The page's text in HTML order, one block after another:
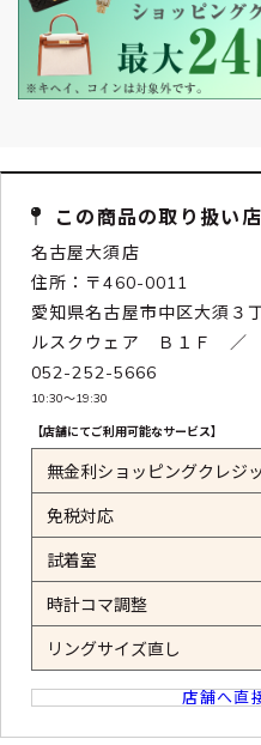
この商品の取り扱い
名古屋大須店
住所：〒460-0011
愛知県名古屋市中区大須３
ルスクウェア Ｂ１Ｆ ／
052-252-5666
10:30〜19:30
【店舗にてご利用可能なサービス】
無金利ショッピングクレジ
免税対応
試着室
時計コマ調整
リングサイズ直し
店舗へ直